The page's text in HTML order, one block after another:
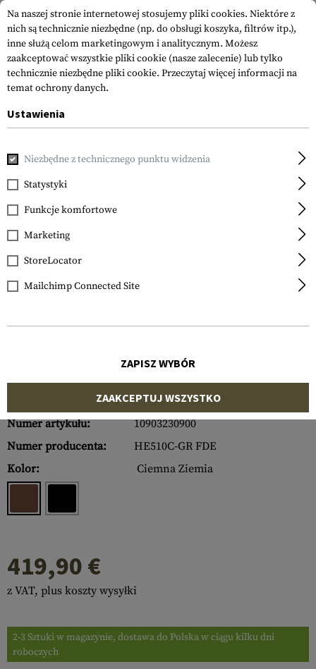
Holosun
HE510C-GR Elite Green
Dot Sight
Numer artykułu:
10903230900
Numer producenta:
HE510C-GR FDE
Kolor:
Ciemna Ziemia
419,90 €
z VAT, plus koszty wysyłki
2-3 Sztuki w magazynie, dostawa do Polska w ciągu kilku dni
roboczych
Na naszej stronie internetowej stosujemy pliki cookies. Niektóre z
nich są technicznie niezbędne (np. do obsługi koszyka, filtrów itp.),
inne służą celom marketingowym i analitycznym. Możesz
zaakceptować wszystkie pliki cookie (nasze zalecenie) lub tylko
technicznie niezbędne pliki cookie. Przeczytaj więcej informacji na
temat ochrony danych.
Ustawienia
Niezbędne z technicznego punktu widzenia
Statystyki
Funkcje komfortowe
Marketing
StoreLocator
Mailchimp Connected Site
ZAPISZ WYBÓR
ZAAKCEPTUJ WSZYSTKO